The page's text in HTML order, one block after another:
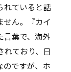
れていると話
せん。『カイ
言葉で、海外
れており、日
のですが、ホ